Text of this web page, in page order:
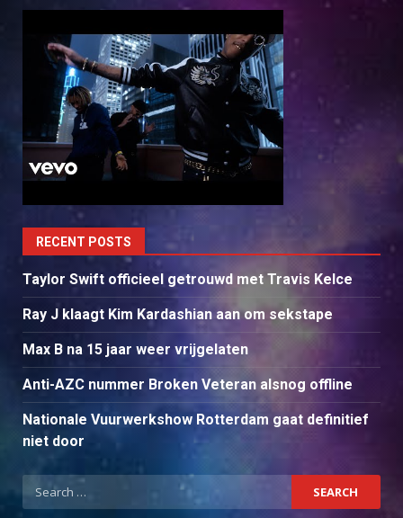
RECENT POSTS
Taylor Swift officieel getrouwd met Travis Kelce
Ray J klaagt Kim Kardashian aan om sekstape
Max B na 15 jaar weer vrijgelaten
Anti-AZC nummer Broken Veteran alsnog offline
Nationale Vuurwerkshow Rotterdam gaat definitief
niet door
Search
for: